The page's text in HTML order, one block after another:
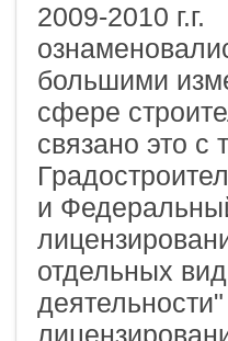
2009-2010 г.г.
большими
сфере
связано это с
и
отдельных